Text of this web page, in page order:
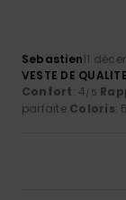
Sebastien11
VESTE DE
Confort: 4/5
parfaite Coloris: 5